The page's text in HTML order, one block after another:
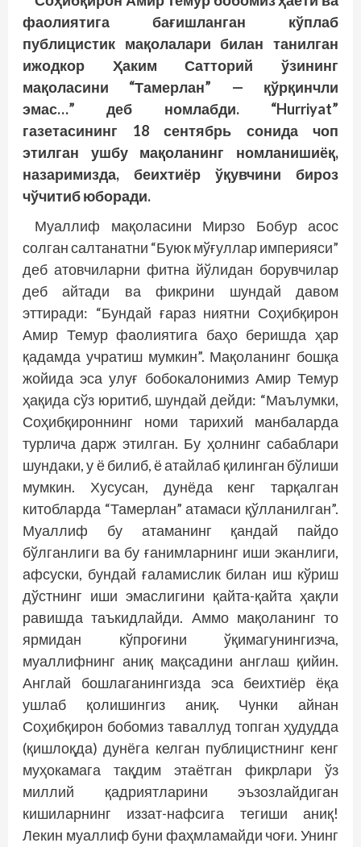
фаолиятига бағишланган кўплаб
публицистик мақолалари билан танилган
ижодкор Ҳаким Сатторий ўзининг
мақоласини “Тамерлан” — қўрқинчли
эмас…” деб номлабди. “Hurriyat”
газетасининг 18 сентябрь сонида чоп
этилган ушбу мақоланинг номланишиёқ,
назаримизда, беихтиёр ўқувчини бироз
чўчитиб юборади.
Муаллиф мақоласини Мирзо Бобур асос
солган салтанатни “Буюк мўғуллар империяси”
деб атовчиларни фитна йўлидан борувчилар
деб айтади ва фикрини шундай давом
эттиради: “Бундай ғараз ниятни Соҳибқирон
Амир Темур фаолиятига баҳо беришда ҳар
қадамда учратиш мумкин”. Мақоланинг бошқа
жойида эса улуғ бобокалонимиз Амир Темур
ҳақида сўз юритиб, шундай дейди: “Маълумки,
Соҳибқироннинг номи тарихий манбаларда
турлича дарж этилган. Бу ҳолнинг сабаблари
шундаки, у ё билиб, ё атайлаб қилинган бўлиши
мумкин. Хусусан, дунёда кенг тарқалган
китобларда “Тамерлан” атамаси қўлланилган”.
Муаллиф бу атаманинг қандай пайдо
бўлганлиги ва бу ғанимларнинг иши эканлиги,
афсуски, бундай ғаламислик билан иш кўриш
дўстнинг иши эмаслигини қайта-қайта ҳақли
равишда таъкидлайди. Аммо мақоланинг то
ярмидан кўпроғини ўқимагунингизча,
муаллифнинг аниқ мақсадини англаш қийин.
Англай бошлаганингизда эса беихтиёр ёқа
ушлаб қолишингиз аниқ. Чунки айнан
Соҳибқирон бобомиз таваллуд топган ҳудудда
(қишлоқда) дунёга келган публицистнинг кенг
муҳокамага тақдим этаётган фикрлари ўз
миллий қадриятларини эъзозлайдиган
кишиларнинг иззат-нафсига тегиши аниқ!
Лекин муаллиф буни фаҳмламайди чоғи. Унинг